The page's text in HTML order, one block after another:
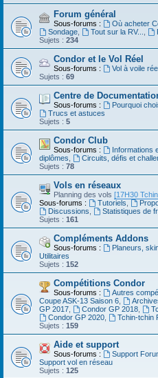
Forum général
Sous-forums : Où acheter
Sondage, Tout sur la RV...
Sujets : 234
Condor et le Vol Réel
Sous-forums : Vol à voile
Sujets : 69
Centre de
Sous-forums : Pourquoi
Trucs et astuces
Sujets : 5
Condor Club
Sous-forums : Informations
diplômes
Circuits, défis et
Sujets : 78
Vols en réseaux
Planning des vols [17H30
Sous-forums :
Tutoriels
Discussions
Statistiques de
Sujets : 161
Compléments Addons
Sous-forums : Planeurs,
Utilitaires
Sujets : 152
Compétitions Condor
Sous-forums : Autres
Coupe ASK-13 Saison 6
GP 2017
Condor GP 2018,
Condor GP 2020, Tchin-tchin
Sujets : 159
Aide et support
Sous-forums : Support
Support vol en réseau
Sujets : 125